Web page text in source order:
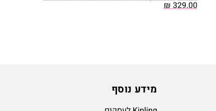
₪329.00
מידע נוסף